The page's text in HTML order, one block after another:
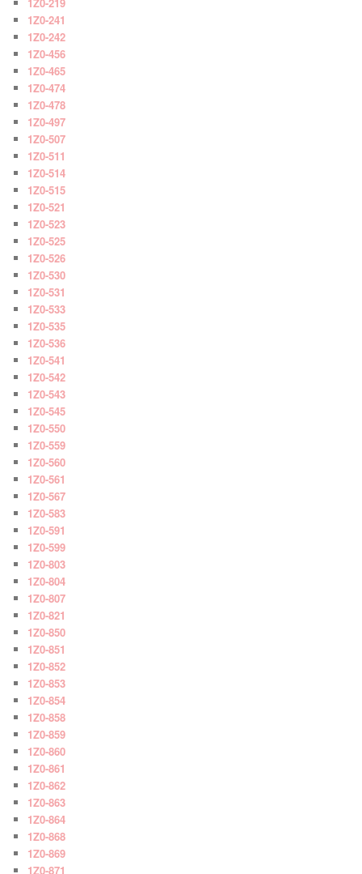
1Z0-241
1Z0-242
1Z0-456
1Z0-465
1Z0-474
1Z0-478
1Z0-497
1Z0-507
1Z0-511
1Z0-514
1Z0-515
1Z0-521
1Z0-523
1Z0-525
1Z0-526
1Z0-530
1Z0-531
1Z0-533
1Z0-535
1Z0-536
1Z0-541
1Z0-542
1Z0-543
1Z0-545
1Z0-550
1Z0-559
1Z0-560
1Z0-561
1Z0-567
1Z0-583
1Z0-591
1Z0-599
1Z0-803
1Z0-804
1Z0-807
1Z0-821
1Z0-850
1Z0-851
1Z0-852
1Z0-853
1Z0-854
1Z0-858
1Z0-859
1Z0-860
1Z0-861
1Z0-862
1Z0-863
1Z0-864
1Z0-868
1Z0-869
1Z0-871